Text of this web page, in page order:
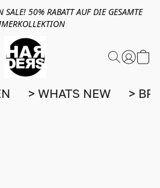
SALE! 50% RABATT AUF DIE GESAMTE
> WHATS NEW >